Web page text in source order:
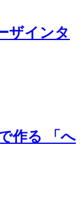
ザインタ
作る 「へ